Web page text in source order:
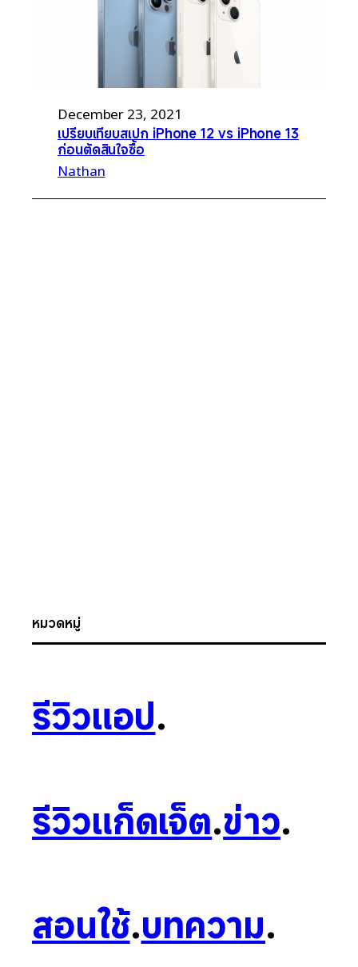
December 23, 2021
เปรียบเทียบสเปก iPhone 12 vs iPhone 13
ก่อนตัดสินใจซื้อ
Nathan
หมวดหมู่
รีวิวแอป.
รีวิวแก็ดเจ็ต.ข่าว.
สอนใช้.บทความ.